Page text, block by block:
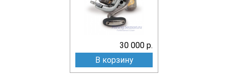
30 000 р.
В корзину